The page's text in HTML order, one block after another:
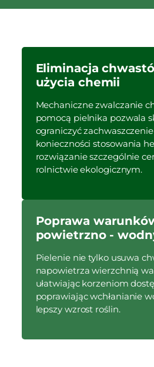
Eliminacja
użycia chemii
Mechaniczne zwalczanie
pomocą pielnika pozwala
ograniczyć
konieczności stosowania
rozwiązanie szczególnie
rolnictwie ekologicznym.
Poprawa
powietrzno -
Pielenie nie tylko usuwa
napowietrza wierzchnią
ułatwiając korzeniom
poprawiając wchłanianie
lepszy wzrost roślin.